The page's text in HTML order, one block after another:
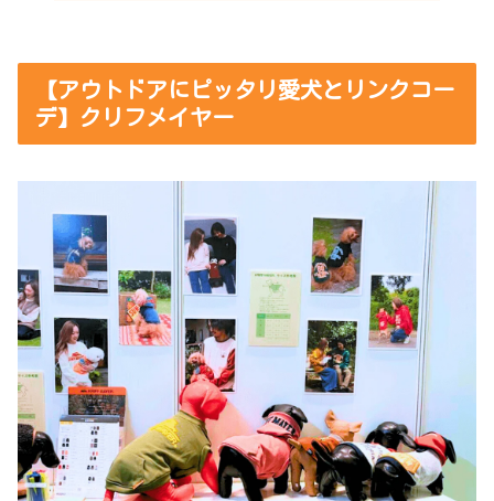
【アウトドアにピッタリ愛犬とリンクコー
デ】クリフメイヤー